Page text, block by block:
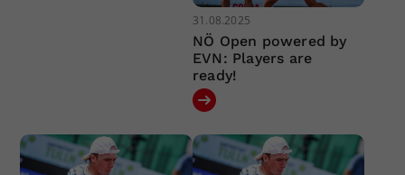
31.08.2025
NÖ Open powered by
EVN: Players are
ready!